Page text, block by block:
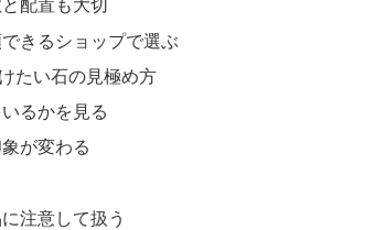
配置も大切
きるショップで選ぶ
たい石の見極め方
るかを見る
が変わる
注意して扱う